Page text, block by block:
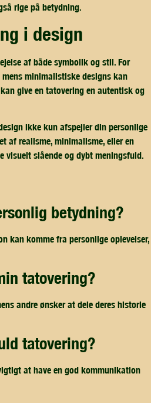
rige på betydning.
i design
af både symbolik og stil. For
minimalistiske designs kan
give en tatovering en autentisk og
ikke kun afspejler din personlige
af realisme, minimalisme, eller en
slående og dybt meningsfuld.
betydning?
kan komme fra personlige oplevelser,
tatovering?
andre ønsker at dele deres historie
tatovering?
at have en god kommunikation